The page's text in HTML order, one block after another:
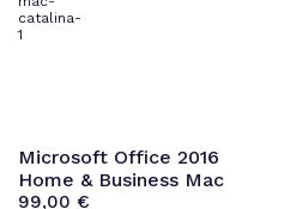
Microsoft Office 2016
Home & Business Mac
99,00 €